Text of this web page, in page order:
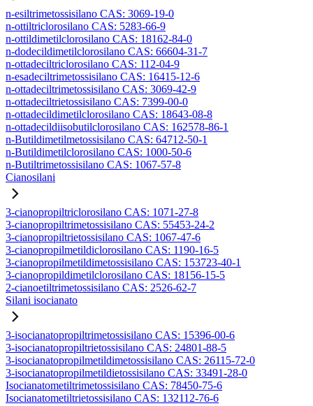
n-esiltrimetossisilano CAS: 3069-19-0
n-ottiltriclorosilano CAS: 5283-66-9
n-ottildimetilclorosilano CAS: 18162-84-0
n-dodecildimetilclorosilano CAS: 66604-31-7
n-ottadeciltriclorosilano CAS: 112-04-9
n-esadeciltrimetossisilano CAS: 16415-12-6
n-ottadeciltrimetossisilano CAS: 3069-42-9
n-ottadeciltrietossisilano CAS: 7399-00-0
n-ottadecildimetilclorosilano CAS: 18643-08-8
n-ottadecildiisobutilclorosilano CAS: 162578-86-1
n-Butildimetilmetossisilano CAS: 64712-50-1
n-Butildimetilclorosilano CAS: 1000-50-6
n-Butiltrimetossisilano CAS: 1067-57-8
Cianosilani
3-cianopropiltriclorosilano CAS: 1071-27-8
3-cianopropiltrimetossisilano CAS: 55453-24-2
3-cianopropiltrietossisilano CAS: 1067-47-6
3-cianopropilmetildiclorosilano CAS: 1190-16-5
3-cianopropilmetildimetossisilano CAS: 153723-40-1
3-cianopropildimetilclorosilano CAS: 18156-15-5
2-cianoetiltrimetossisilano CAS: 2526-62-7
Silani isocianato
3-isocianatopropiltrimetossisilano CAS: 15396-00-6
3-isocianatopropiltrietossisilano CAS: 24801-88-5
3-isocianatopropilmetildimetossisilano CAS: 26115-72-0
3-isocianatopropilmetildietossisilano CAS: 33491-28-0
Isocianatometiltrimetossisilano CAS: 78450-75-6
Isocianatometiltrietossisilano CAS: 132112-76-6